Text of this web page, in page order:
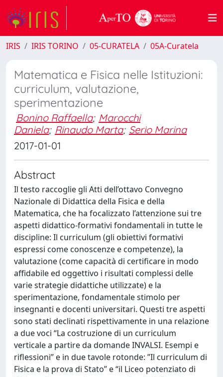
IRIS IRIS TORINO 05-CURATELA 05A-Curatela
Matematica e Fisica nelle Istituzioni:
curriculum, valutazione,
sperimentazione
Bonino Raffaella; Marocchi
Daniela; Rinaudo Marta; Serio Marina
2017-01-01
Abstract
Il testo raccoglie gli Atti dell’ottavo Convegno
Nazionale di Didattica della Fisica e della
Matematica, che ha focalizzato l’attenzione sui tre
aspetti didattico-formativi fondamentali in tutte le
discipline: Il curriculum (gli obiettivi formativi
espressi come conoscenze e competenze), la
valutazione (come capacità di certificare in modo
affidabile ed oggettivo i risultati complessi delle
varie strategie didattiche utilizzate) e la
sperimentazione, fondamentale stimolo per
insegnanti e docenti universitari. Questi tre aspetti
sono stati declinati rispettivamente in una relazione
a due voci “La costruzione di un curriculum
verticale a partire da domande INVALSI. Esempi e
riflessioni” e in due tavole rotonde: ”Il curriculum di
Fisica e la prova di Stato” e “il Liceo potenziato di